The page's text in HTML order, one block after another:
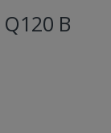
Q120 B